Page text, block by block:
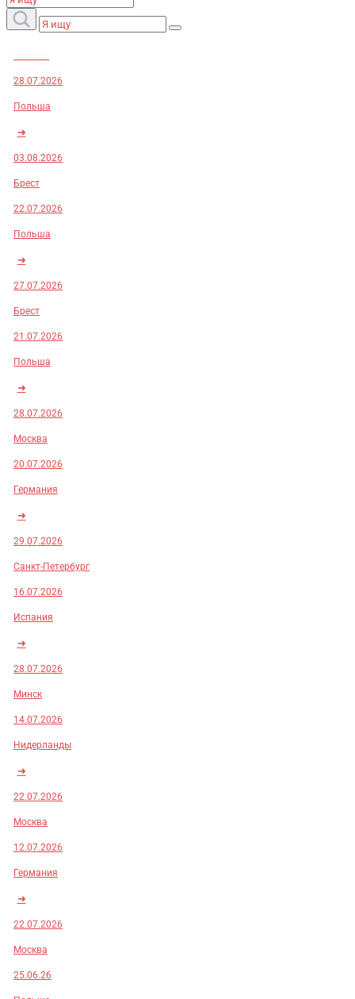
28.07.2026
Польша
➜
03.08.2026
Брест
22.07.2026
Польша
➜
27.07.2026
Брест
21.07.2026
Польша
➜
28.07.2026
Москва
20.07.2026
Германия
➜
29.07.2026
Санкт-Петербург
16.07.2026
Испания
➜
28.07.2026
Минск
14.07.2026
Нидерланды
➜
22.07.2026
Москва
12.07.2026
Германия
➜
22.07.2026
Москва
25.06.26